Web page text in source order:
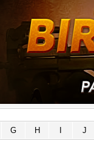
G H J